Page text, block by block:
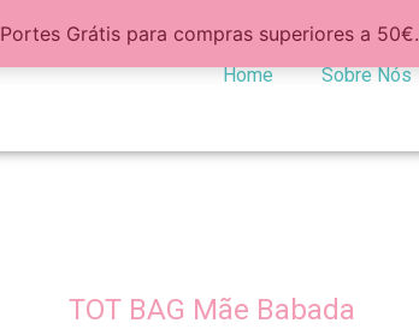
Portes Grátis para compras superiores a 50€.
Home Sobre Nós
TOT BAG Mãe Babada